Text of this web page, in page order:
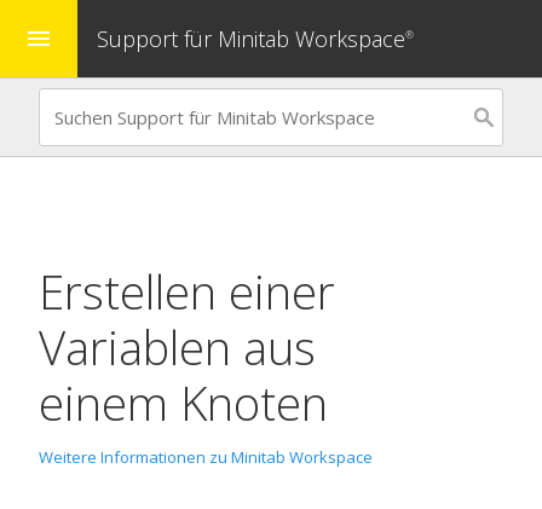
menu Support für Minitab Workspace®
Erstellen einer
Variablen aus
einem Knoten
Weitere Informationen zu Minitab Workspace